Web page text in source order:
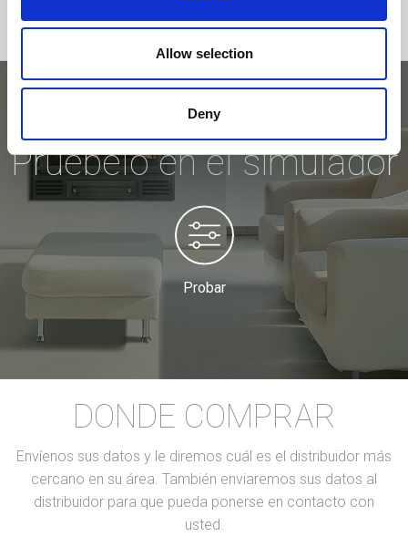
Allow selection
Deny
Pruébelo en el simulador
Probar
DONDE COMPRAR
Envíenos sus datos y le diremos cuál es el distribuidor más
cercano en su área. También enviaremos sus datos al
distribuidor para que pueda ponerse en contacto con
usted.